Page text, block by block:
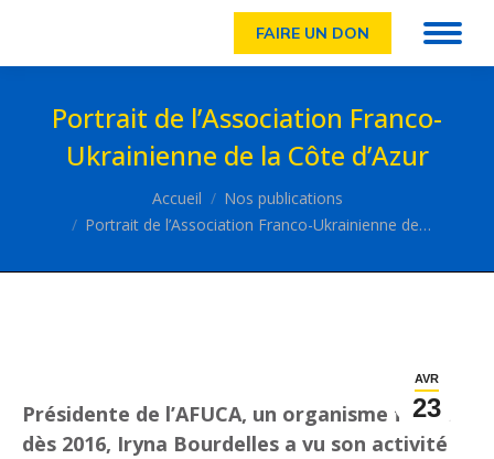
FAIRE UN DON
Portrait de l’Association Franco-
Ukrainienne de la Côte d’Azur
Accueil
Nos publications
Portrait de l’Association Franco-Ukrainienne de…
AVR
23
Présidente de l’AFUCA, un organisme fondé
dès 2016, Iryna Bourdelles a vu son activité